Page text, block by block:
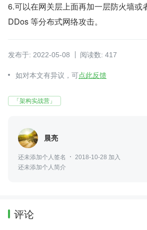
6.可以在网关层上面再加一层防火墙或
DDos 等分布式网络攻击。
发布于: 2022-05-08 阅读数: 417
如对本文有异议，可点此反馈
「架构实战营」
晨亮
还未添加个人签名
2018-10-28 加入
还未添加个人简介
评论